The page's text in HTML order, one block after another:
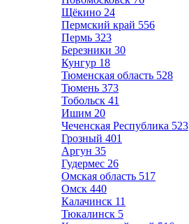
Щёкино 24
Пермский край 556
Пермь 323
Березники 30
Кунгур 18
Тюменская область 528
Тюмень 373
Тобольск 41
Ишим 20
Чеченская Республика 523
Грозный 401
Аргун 35
Гудермес 26
Омская область 517
Омск 440
Калачинск 11
Тюкалинск 5